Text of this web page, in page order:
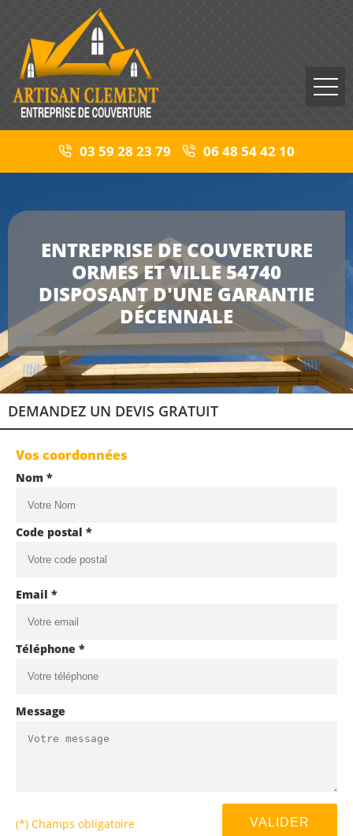
03 59 28 23 79 06 48 54 42 10
ENTREPRISE DE COUVERTURE
ORMES ET VILLE 54740
DISPOSANT D'UNE GARANTIE
DÉCENNALE
DEMANDEZ UN DEVIS GRATUIT
Vos coordonnées
Nom *
Code postal *
Email *
Téléphone *
Message
(*) Champs obligatoire